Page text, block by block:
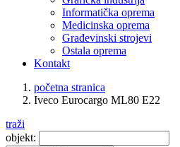
Informatička oprema
Medicinska oprema
Građevinski strojevi
Ostala oprema
Kontakt
početna stranica
Iveco Eurocargo ML80 E22
traži
objekt: